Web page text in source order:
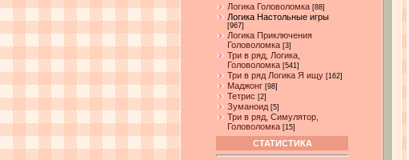
Логика Головоломка [88]
Логика Настольные игры
[967]
Логика Приключения
Головоломка [3]
Три в ряд, Логика,
Головоломка [541]
Три в ряд Логика Я ищу [162]
Маджонг [98]
Тетрис [2]
Зуманоид [5]
Три в ряд, Симулятор,
Головоломка [15]
СТАТИСТИКА